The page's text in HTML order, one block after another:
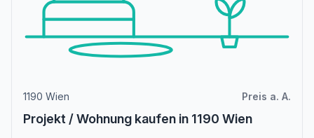
1190 Wien Preis a. A.
Projekt / Wohnung kaufen in 1190 Wien